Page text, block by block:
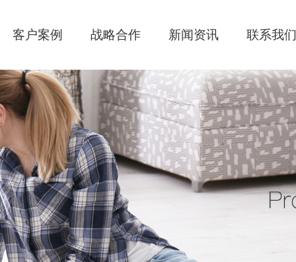
客户案例 战略合作 新闻资讯 联系我们